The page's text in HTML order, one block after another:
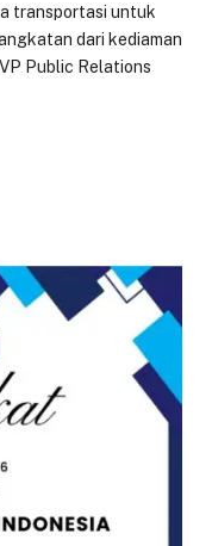
transportasi untuk
dari kediaman
Public Relations